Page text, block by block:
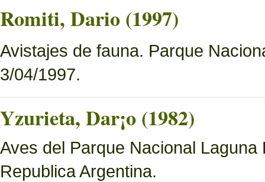
Romiti, Dario (1997)
Avistajes de fauna. Parque
3/04/1997.
Yzurieta, Dar¡o (1982)
Aves del Parque Nacional
Republica Argentina.